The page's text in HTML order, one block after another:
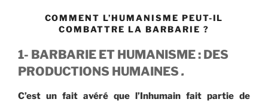
COMMENT L’HUMANISME PEUT-IL
COMBATTRE LA BARBARIE ?
1- BARBARIE ET HUMANISME : DES
PRODUCTIONS HUMAINES .
C’est un fait avéré que l’Inhumain fait partie de